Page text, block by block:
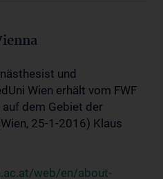
und
Wien erhält vom FWF
dem Gebiet der
25-1-2016) Klaus
web/en/about-